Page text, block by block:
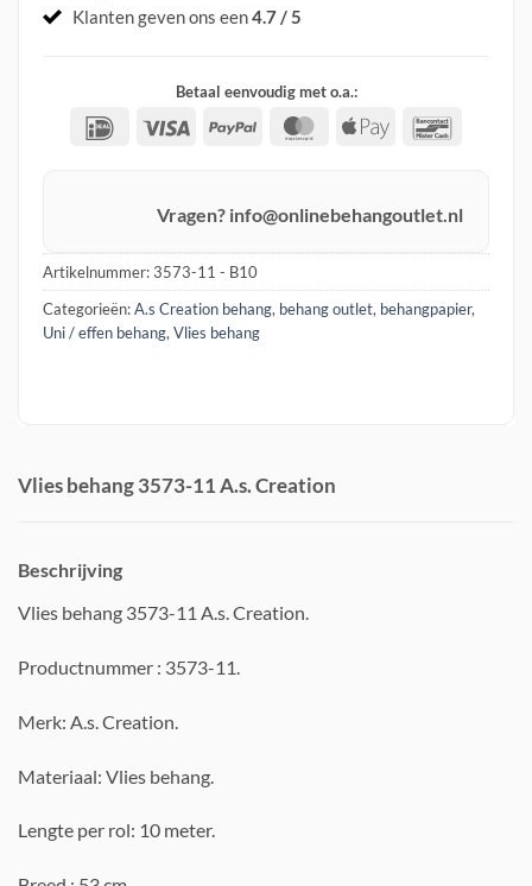
Klanten geven ons een4.7 / 5
Betaal eenvoudig met o.a.:
IDeal Visa PayPal MasterCard
Apple
Vragen? info@onlinebehangoutlet.nl
Artikelnummer:3573-11 - B10
Categorieën:A.s Creation behang, behang outlet, behangpapier,
Uni / effen behang, Vlies behang
Vlies behang 3573-11 A.s. Creation
Beschrijving
Vlies behang 3573-11 A.s. Creation.
Productnummer : 3573-11.
Merk: A.s. Creation.
Materiaal: Vlies behang.
Lengte per rol: 10 meter.